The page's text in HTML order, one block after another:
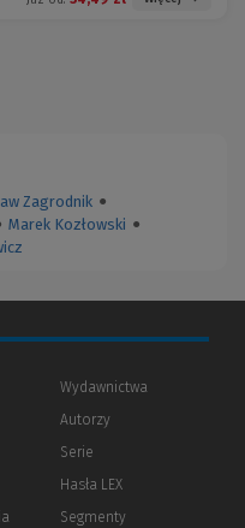
Zagrodnik ●
Marek Kozłowski ●
Wydawnictwa
Autorzy
Serie
Hasła LEX
Segmenty